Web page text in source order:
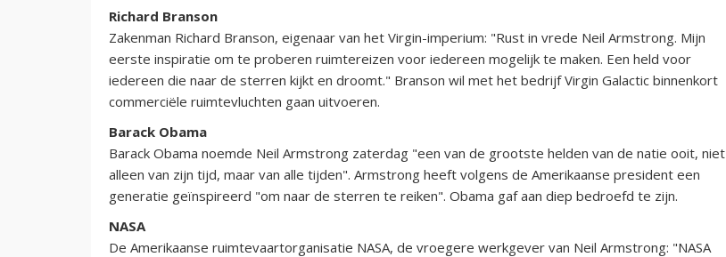
Richard Branson
Zakenman Richard Branson, eigenaar van het Virgin-imperium: "Rust in vrede Neil Armstrong. Mijn
eerste inspiratie om te proberen ruimtereizen voor iedereen mogelijk te maken. Een held voor
iedereen die naar de sterren kijkt en droomt." Branson wil met het bedrijf Virgin Galactic binnenkort
commerciële ruimtevluchten gaan uitvoeren.
Barack Obama
Barack Obama noemde Neil Armstrong zaterdag "een van de grootste helden van de natie ooit, niet
alleen van zijn tijd, maar van alle tijden". Armstrong heeft volgens de Amerikaanse president een
generatie geïnspireerd "om naar de sterren te reiken". Obama gaf aan diep bedroefd te zijn.
NASA
De Amerikaanse ruimtevaartorganisatie NASA, de vroegere werkgever van Neil Armstrong: "NASA